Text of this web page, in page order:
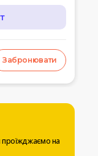
Забронювати
на